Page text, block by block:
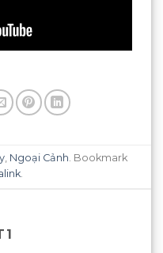
, Ngoại Cảnh. Bookmark
.